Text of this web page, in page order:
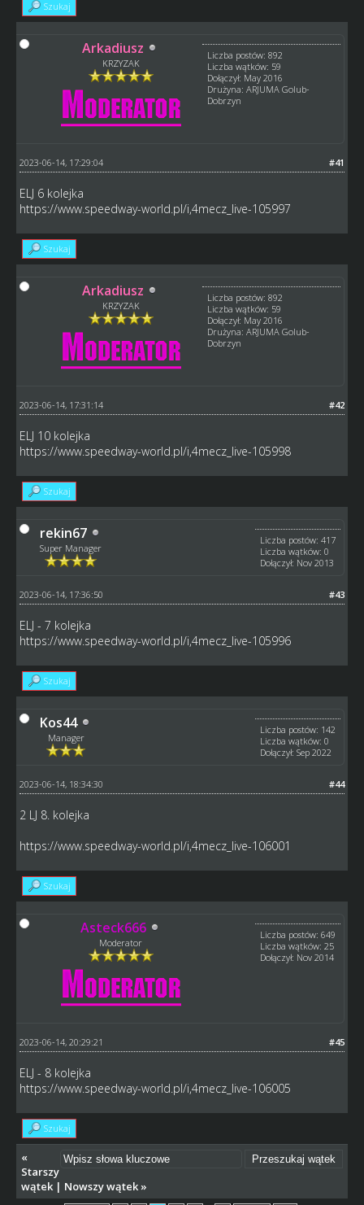
Szukaj
Arkadiusz
KRZYZAK
Liczba postów: 892
Liczba wątków: 59
Dołączył: May 2016
Drużyna: ARJUMA Golub-
Dobrzyn
#41
2023-06-14, 17:29:04
ELJ 6 kolejka
https://www.speedway-world.pl/i,4mecz_live-105997
Szukaj
Arkadiusz
KRZYZAK
Liczba postów: 892
Liczba wątków: 59
Dołączył: May 2016
Drużyna: ARJUMA Golub-
Dobrzyn
#42
2023-06-14, 17:31:14
ELJ 10 kolejka
https://www.speedway-world.pl/i,4mecz_live-105998
Szukaj
rekin67
Super Manager
Liczba postów: 417
Liczba wątków: 0
Dołączył: Nov 2013
#43
2023-06-14, 17:36:50
ELJ - 7 kolejka
https://www.speedway-world.pl/i,4mecz_live-105996
Szukaj
Kos44
Manager
Liczba postów: 142
Liczba wątków: 0
Dołączył: Sep 2022
#44
2023-06-14, 18:34:30
2 LJ 8. kolejka
https://www.speedway-world.pl/i,4mecz_live-106001
Szukaj
Asteck666
Moderator
Liczba postów: 649
Liczba wątków: 25
Dołączył: Nov 2014
#45
2023-06-14, 20:29:21
ELJ - 8 kolejka
https://www.speedway-world.pl/i,4mecz_live-106005
Szukaj
«
Starszy
wątek| Nowszy wątek»